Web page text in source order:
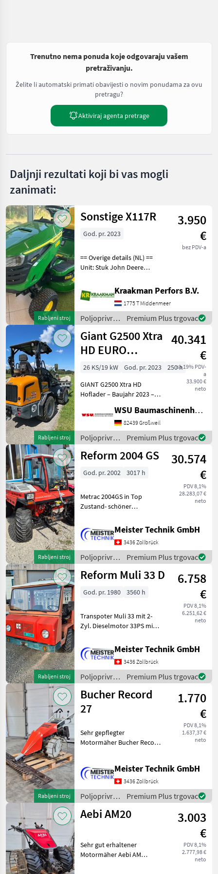
Trenutno nema ponuda koje odgovaraju vašem
pretraživanju.
Želite li automatski primati obavijesti o novim ponudama za ovu
pretragu?
Aktiviraj agenta pretrage
Daljnji rezultati koji bi vas mogli
zanimati:
Rabljeni stroj
Sonstige X117R
3.950
€
bez PDV-a
God. pr. 2023
== Overige details (NL) ==
Unit: Stuk John Deere
Scherpe Prijs Nieuw staat
[Legacy machinecode:
motorni strojevi
Kraakman Perfors B.V.
1775 T Middenmeer
Poljoprivredni
motorni
strojevi /
Sonstige
Premium Plus trgovac
Rabljeni stroj
Giant G2500 Xtra
HD EURO
Aufnahme
40.341
€
sa 19% PDV-
a
33.900 €
neto
26 KS/19 kW God. pr. 2023
250 h
GIANT G2500 Xtra HD
Hoflader – Baujahr 2023 –
Zum Verkauf steht ein
gepflegter GIANT G2500
Xtra HD Hoflader aus
Baujahr 2023. Die Maschine
WSU Baumaschinenhandel u. Gerätevermietung GmbH
82439 Großweil
Poljoprivredni
motorni
strojevi /
Premium Plus trgovac
Rabljeni stroj
Reform 2004 GS
30.574
€
PDV 8,1%
28.283,07 €
neto
God. pr. 2002 3017 h
Metrac 2004GS in Top
Zustand- schöner
hydraulischer Entlastung-
frisch ab Service-
neuwertige Pneus- MFK
06.2025,
Seriennummer:VAR225062AAN113
Meister Technik GmbH
3436 Zollbrück
Poljoprivredni
motorni
strojevi /
Premium Plus trgovac
Rabljeni stroj
Reform Muli 33 D
6.758
€
PDV 8,1%
6.251,62 €
neto
God. pr. 1980 3560 h
Transpoter Muli 33 mit 2-
Zyl. Dieselmotor 33PS mit
GängeZwei hydraulische
Steuerventile3560 Std.
Guter Zustand, Läuft
einwandfreiMFK 06.2025,
Serien
Meister Technik GmbH
3436 Zollbrück
Poljoprivredni
motorni
strojevi /
Reform
Premium Plus trgovac
Rabljeni stroj
Bucher Record
27
1.770
€
PDV 8,1%
1.637,37 €
neto
Sehr gepflegter
Motormäher Bucher Record
GitterräderMähbalken
1.60m Poljoprivredni
motorni strojevi
Motokultivatori i motorne
freze
Meister Technik GmbH
3436 Zollbrück
Poljoprivredni
motorni
strojevi /
Premium Plus trgovac
Aebi AM20
3.003
€
PDV 8,1%
2.777,98 €
neto
Sehr gut erhaltener
Motormäher Aebi AM